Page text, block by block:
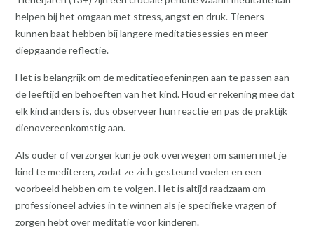
helpen bij het omgaan met stress, angst en druk. Tieners
kunnen baat hebben bij langere meditatiesessies en meer
diepgaande reflectie.
Het is belangrijk om de meditatieoefeningen aan te passen aan
de leeftijd en behoeften van het kind. Houd er rekening mee dat
elk kind anders is, dus observeer hun reactie en pas de praktijk
dienovereenkomstig aan.
Als ouder of verzorger kun je ook overwegen om samen met je
kind te mediteren, zodat ze zich gesteund voelen en een
voorbeeld hebben om te volgen. Het is altijd raadzaam om
professioneel advies in te winnen als je specifieke vragen of
zorgen hebt over meditatie voor kinderen.